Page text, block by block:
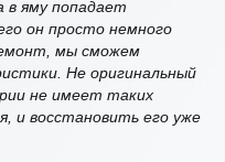
в яму попадает
он просто немного
мы сможем
Не оригинальный
не имеет таких
и восстановить его уже